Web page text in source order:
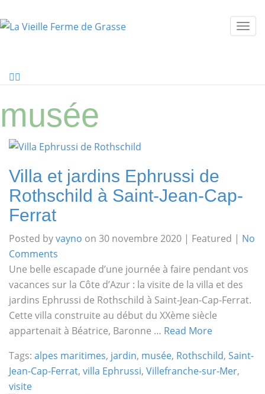
musée
Villa et jardins Ephrussi de
Rothschild à Saint-Jean-Cap-
Ferrat
Posted byvayno on 30 novembre 2020 | Featured | No
Comments
Une belle escapade d’une journée à faire pendant vos
vacances sur la Côte d’Azur : la visite de la villa et des
jardins Ephrussi de Rothschild à Saint-Jean-Cap-Ferrat.
Cette villa construite au début du XXème siècle
appartenait à Béatrice, Baronne … Read More
Tags: alpes maritimes, jardin, musée, Rothschild, Saint-
Jean-Cap-Ferrat, villa Ephrussi, Villefranche-sur-Mer,
visite